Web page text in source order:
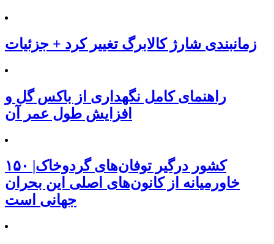
زمانبندی شارژ کالابرگ تغییر کرد + جزئیات
راهنمای کامل نگهداری از باکس گل و
افزایش طول عمر آن
۱۵۰ کشور درگیر توفان‌های گردوخاک|
خاورمیانه از کانون‌های اصلی این بحران
جهانی است